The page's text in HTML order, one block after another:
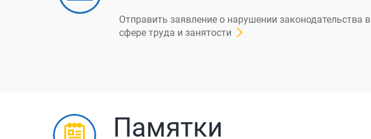
Отправить заявление о нарушении законодательства в
сфере труда и занятости
Памятки